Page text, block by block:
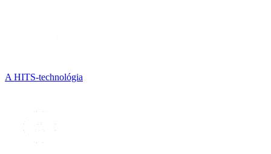
A HITS-technológia